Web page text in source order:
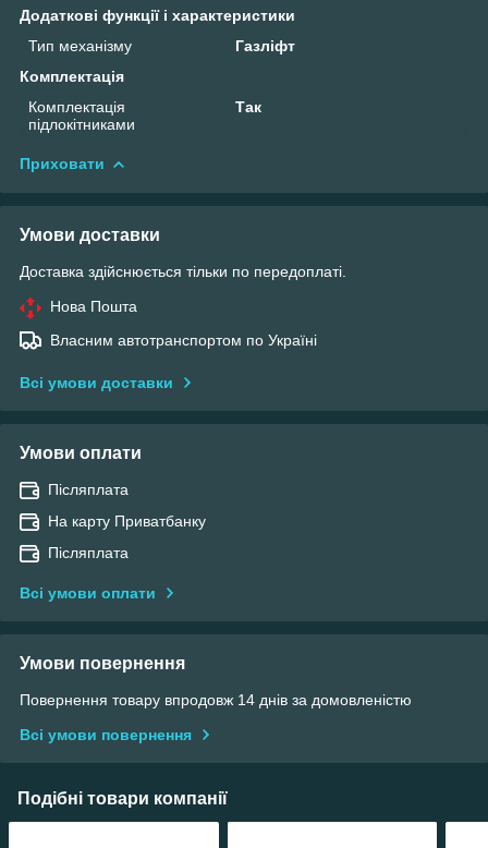
Додаткові функції і характеристики
Тип механізму
Газліфт
Комплектація
Комплектація
підлокітниками
Так
Приховати
Умови доставки
Доставка здійснюється тільки по передоплаті.
Нова Пошта
Власним автотранспортом по Україні
Всі умови доставки
Умови оплати
Післяплата
На карту Приватбанку
Післяплата
Всі умови оплати
Умови повернення
Повернення товару впродовж 14 днів за домовленістю
Всі умови повернення
Подібні товари компанії